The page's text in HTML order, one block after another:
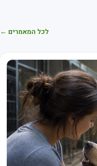
לכל המאמרים ←